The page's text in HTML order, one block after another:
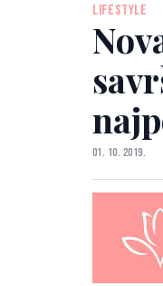
LIFESTYLE
01. 10. 2019.